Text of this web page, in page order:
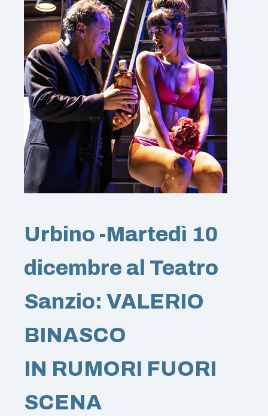
Urbino -Martedì 10
dicembre al Teatro
Sanzio: VALERIO
BINASCO
IN RUMORI FUORI
SCENA